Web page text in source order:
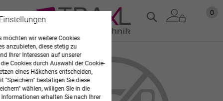
Zum
Inhalt
0
Suche
Zum
Ende
der
Bildgalerie
springen
möchten wir weitere Cookies
anzubieten, diese stetig zu
Ihrer Interessen auf unserer
Cookies durch Auswahl der Cookie-
eines Häkchens entscheiden,
"Speichern" bestätigen Sie diese
wählen, willigen Sie in die
erhalten Sie nach Ihrer